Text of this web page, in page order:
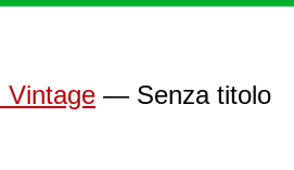
Vintage — Senza titolo